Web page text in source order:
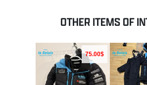
OTHER ITEMS OF
75.00$